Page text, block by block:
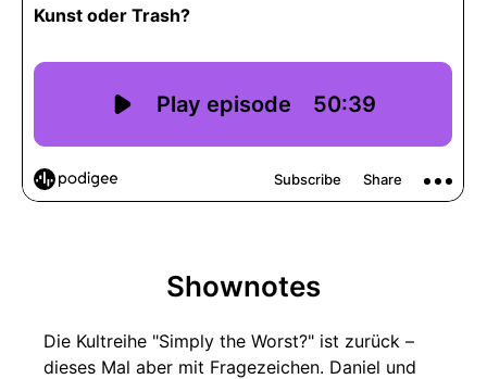
Shownotes
Die Kultreihe "Simply the Worst?" ist zurück –
dieses Mal aber mit Fragezeichen. Daniel und